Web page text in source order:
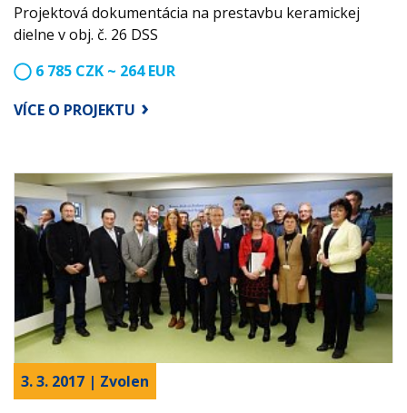
Projektová dokumentácia na prestavbu keramickej
dielne v obj. č. 26 DSS
6 785 CZK ~ 264 EUR
VÍCE O PROJEKTU
3. 3. 2017 | Zvolen